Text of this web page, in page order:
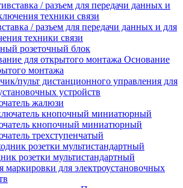
/ разъем для передачи данных и для
техники связи
розеточный блок
Основание
монтажа
пульт дистанционного управления для
устройств
жалюзи
кнопочный миниатюрный
трехступенчатый
розетки мультистандартный
маркировки для электроустановочных